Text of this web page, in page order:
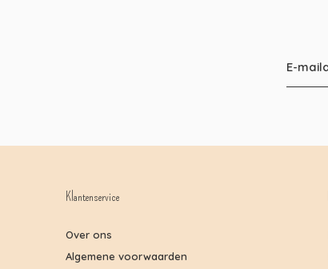
Klantenservice
Over ons
Algemene voorwaarden